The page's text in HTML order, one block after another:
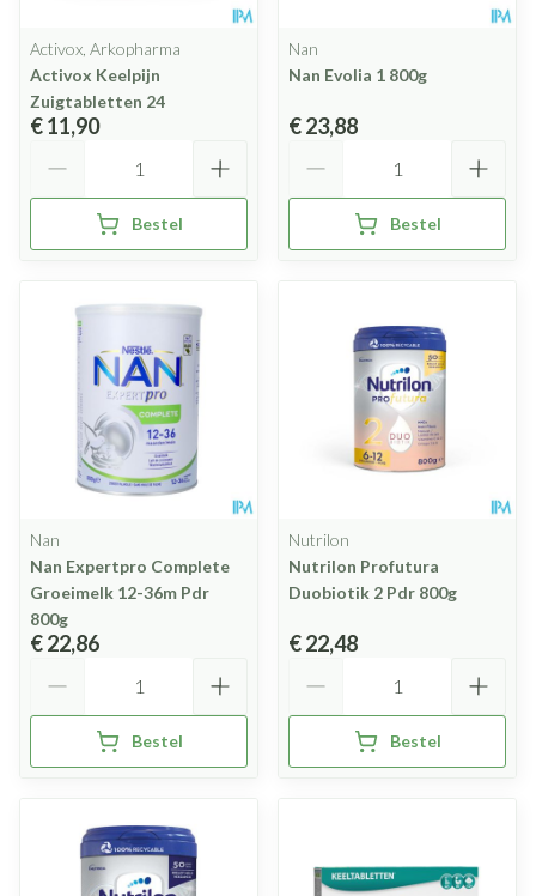
Activox, Arkopharma
Activox Keelpijn
Zuigtabletten 24
€ 11,90
Bestel
Nan
Nan Evolia 1 800g
€ 23,88
Bestel
Nan
Nan Expertpro Complete
Groeimelk 12-36m Pdr
800g
€ 22,86
Bestel
Nutrilon
Nutrilon Profutura
Duobiotik 2 Pdr 800g
€ 22,48
Bestel